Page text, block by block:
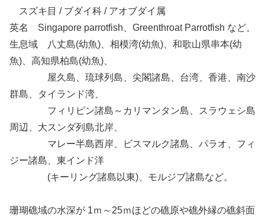
スズキ目 / ブダイ科 / アオブダイ属
英名 Singapore parrotfish、Greenthroat Parrotfish など。
生息域 八丈島(幼魚)、相模湾(幼魚)、和歌山県串本(幼
魚)、高知県柏島(幼魚)、
屋久島、琉球列島、尖閣諸島、台湾、香港、南沙
群島、タイランド湾、
フィリピン諸島～カリマンタン島、スラウェシ島
周辺、大スンダ列島北岸、
マレー半島西岸、ビスマルク諸島、パラオ、フィ
ジー諸島、東インド洋
(キーリング諸島以東)、モルジブ諸島など。
珊瑚礁域の水深が 1ｍ～25ｍほどの礁原や礁外縁の礁斜面